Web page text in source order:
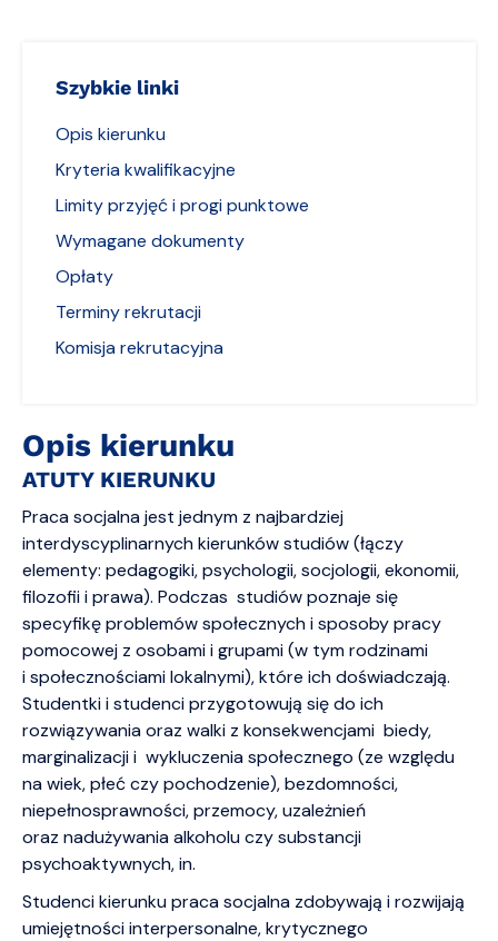
Opis kierunku
ATUTY KIERUNKU
Praca socjalna jest jednym z najbardziej
interdyscyplinarnych kierunków studiów (łączy
elementy: pedagogiki, psychologii, socjologii, ekonomii,
filozofii i prawa). Podczas studiów poznaje się
specyfikę problemów społecznych i sposoby pracy
pomocowej z osobami i grupami (w tym rodzinami
i społecznościami lokalnymi), które ich doświadczają.
Studentki i studenci przygotowują się do ich
rozwiązywania oraz walki z konsekwencjami biedy,
marginalizacji i wykluczenia społecznego (ze względu
na wiek, płeć czy pochodzenie), bezdomności,
niepełnosprawności, przemocy, uzależnień
oraz nadużywania alkoholu czy substancji
psychoaktywnych, in.
Studenci kierunku praca socjalna zdobywają i rozwijają
umiejętności interpersonalne, krytycznego
Szybkie linki
Opis kierunku
Kryteria kwalifikacyjne
Limity przyjęć i progi punktowe
Wymagane dokumenty
Opłaty
Terminy rekrutacji
Komisja rekrutacyjna